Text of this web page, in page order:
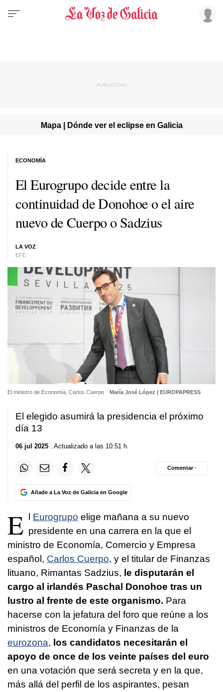
Mapa | Dónde ver el eclipse en Galicia
El Eurogrupo decide entre la
continuidad de Donohoe o el aire
nuevo de Cuerpo o Sadzius
LA VOZ
EFE
ECONOMÍA
El ministro de Economía, Carlos Cuerpo María José López | EUROPAPRESS
El elegido asumirá la presidencia el próximo
día 13
06 jul 2025 . Actualizado a las 10:51 h.
Añade a La Voz de Galicia en Google
Comentar ·
E l Eurogrupo elige mañana a su nuevo
presidente en una carrera en la que el
ministro de Economía, Comercio y Empresa
español, Carlos Cuerpo, y el titular de Finanzas
lituano, Rimantas Sadzius, le disputarán el
cargo al irlandés Paschal Donohoe tras un
lustro al frente de este organismo. Para
hacerse con la jefatura del foro que reúne a los
ministros de Economía y Finanzas de la
eurozona, los candidatos necesitarán el
apoyo de once de los veinte países del euro
en una votación que será secreta y en la que,
más allá del perfil de los aspirantes, pesan